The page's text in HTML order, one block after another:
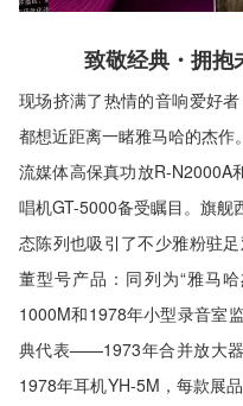
致敬经典・拥抱
现场挤满了热情的音响爱好
都想近距离一睹雅马哈的杰
流媒体高保真功放R-N2000A
唱机GT-5000备受瞩目。旗舰
态陈列也吸引了不少雅粉驻
董型号产品：同列为“雅马
1000M和1978年小型录音室
典代表——1973年合并放大器
1978年耳机YH-5M，每款展